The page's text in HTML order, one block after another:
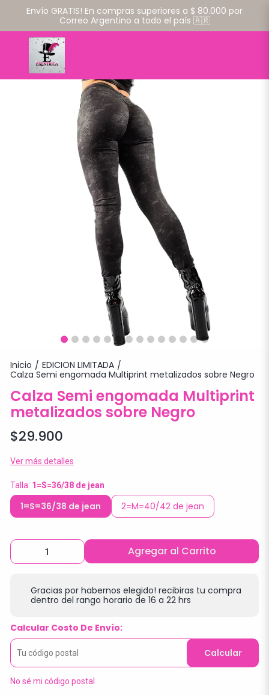
Envío GRATIS! En compras superiores a $ 80.000 por
Correo Argentino a todo el país 🇦🇷
Inicio / EDICION LIMITADA /
Calza Semi engomada Multiprint metalizados sobre Negro
Calza Semi engomada Multiprint
metalizados sobre Negro
$29.900
Ver más detalles
Talla: 1=S=36/38 de jean
1=S=36/38 de jean 2=M=40/42 de jean
Agregar al Carrito
Gracias por habernos elegido! recibiras tu compra
dentro del rango horario de 16 a 22 hrs
Calcular Costo De Envío:
Calcular
No sé mi código postal